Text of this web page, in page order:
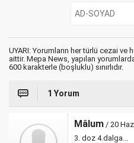
UYARI: Yorumların her türlü cezai
aittir. Mepa News, yapılan
600 karakterle (boşluklu) sınırlıdır.
1 Yorum
Mâlum / 20
3. doz 4.dalga...